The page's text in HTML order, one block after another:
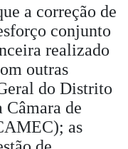
a correção de
conjunto
realizado
outras
do Distrito
de
as